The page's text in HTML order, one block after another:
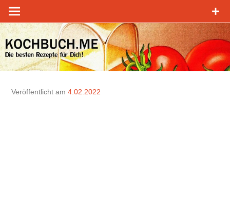
Zum
Inhalt
springen
Veröffentlicht am 4.02.2022